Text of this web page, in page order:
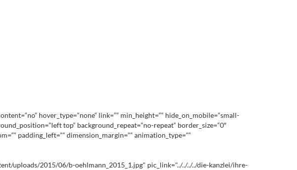
hover_type=“none“ link=““ min_height=““ hide_on_mobile=“small-
top“ background_repeat=“no-repeat“ border_size=“0″
padding_left=““ dimension_margin=““ animation_type=““
uploads/2015/06/b-oehlmann_2015_1.jpg" pic_link="../../../../die-kanzlei/ihre-